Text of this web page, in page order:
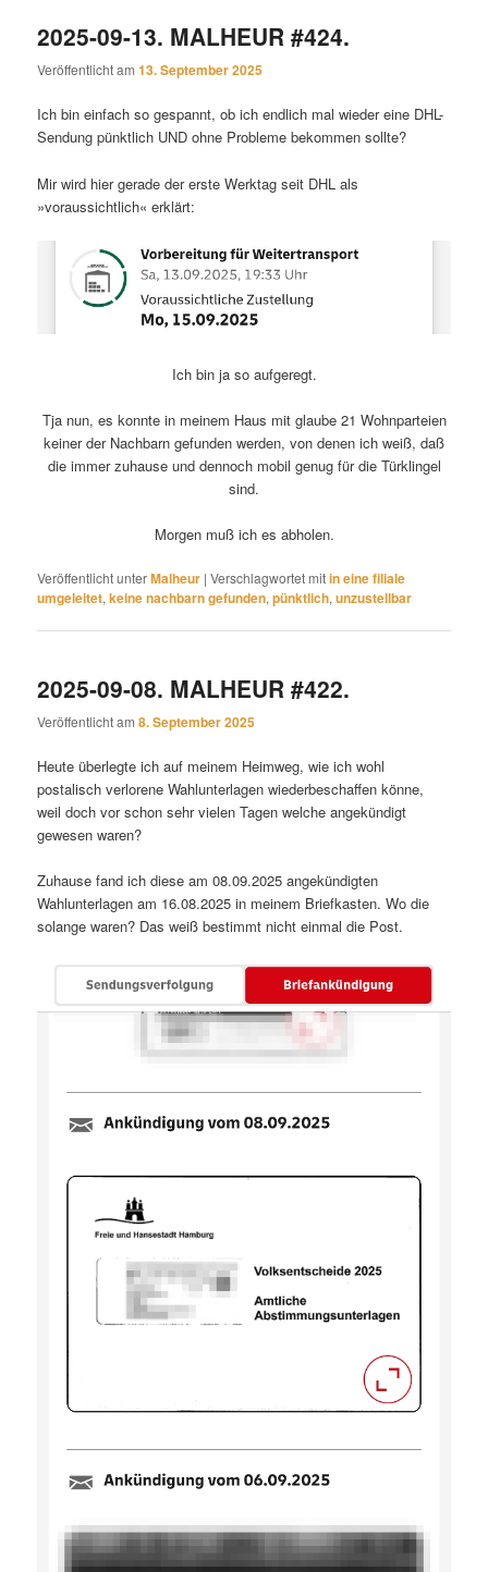
2025-09-13. MALHEUR #424.
Veröffentlicht am13. September 2025
Ich bin einfach so gespannt, ob ich endlich mal wieder eine DHL-
Sendung pünktlich UND ohne Probleme bekommen sollte?
Mir wird hier gerade der erste Werktag seit DHL als
»voraussichtlich« erklärt:
Ich bin ja so aufgeregt.
Tja nun, es konnte in meinem Haus mit glaube 21 Wohnparteien
keiner der Nachbarn gefunden werden, von denen ich weiß, daß
die immer zuhause und dennoch mobil genug für die Türklingel
sind.
Morgen muß ich es abholen.
Veröffentlicht unterMalheur |Verschlagwortet mitin eine filiale
umgeleitet,keine nachbarn gefunden,pünktlich,unzustellbar
2025-09-08. MALHEUR #422.
Veröffentlicht am8. September 2025
Heute überlegte ich auf meinem Heimweg, wie ich wohl
postalisch verlorene Wahlunterlagen wiederbeschaffen könne,
weil doch vor schon sehr vielen Tagen welche angekündigt
gewesen waren?
Zuhause fand ich diese am 08.09.2025 angekündigten
Wahlunterlagen am 16.08.2025 in meinem Briefkasten. Wo die
solange waren? Das weiß bestimmt nicht einmal die Post.